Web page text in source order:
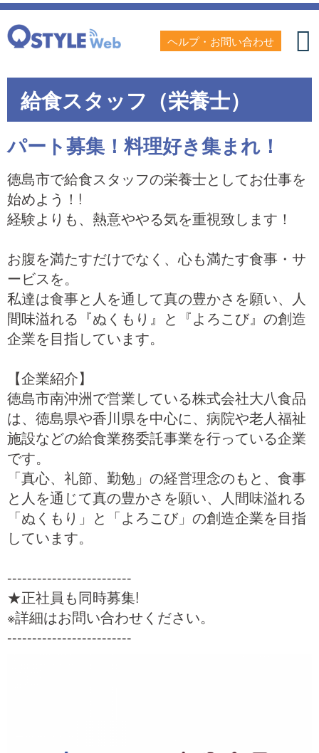
ヘルプ・お問い合わせ
給食スタッフ（栄養士）
パート募集！料理好き集まれ！
徳島市で給食スタッフの栄養士としてお仕事を
始めよう！!
経験よりも、熱意ややる気を重視致します！
お腹を満たすだけでなく、心も満たす食事・サ
ービスを。
私達は食事と人を通して真の豊かさを願い、人
間味溢れる『ぬくもり』と『よろこび』の創造
企業を目指しています。
【企業紹介】
徳島市南沖洲で営業している株式会社大八食品
は、徳島県や香川県を中心に、病院や老人福祉
施設などの給食業務委託事業を行っている企業
です。
「真心、礼節、勤勉」の経営理念のもと、食事
と人を通じて真の豊かさを願い、人間味溢れる
「ぬくもり」と「よろこび」の創造企業を目指
しています。
-------------------------
★正社員も同時募集!
※詳細はお問い合わせください。
-------------------------